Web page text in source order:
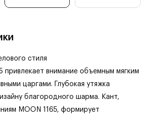
стиля
привлекает внимание объемным мягким
царгами. Глубокая утяжка
благородного шарма. Кант,
MOON 1165, формирует